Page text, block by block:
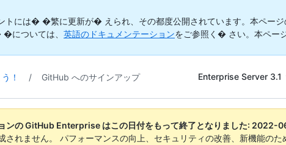
トには� �繁に更新が� えられ、その都度公開されています。本ペー
については、 英語のドキュメンテーションをご参照く� さい。本ペー
！ / GitHub へのサインアップ Enterprise Server 3.1
ンの GitHub Enterprise はこの日付をもって終了となりました: 2022-
されません。 パフォーマンスの向上、セキュリティの改善、新機能のた